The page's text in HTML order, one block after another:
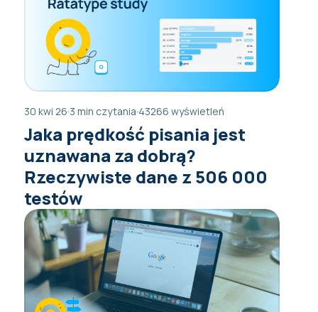
30 kwi 26·3 min czytania·43266 wyświetleń
Jaka prędkość pisania jest
uznawana za dobrą?
Rzeczywiste dane z 506 000
testów